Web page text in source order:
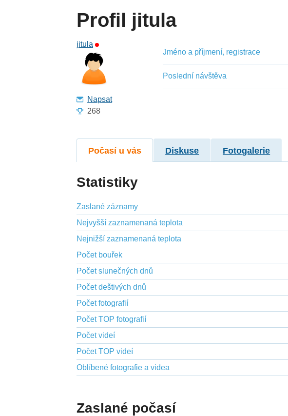
Profil jitula
jitula
Napsat
268
Jméno a příjmení, registrace
Poslední návštěva
Počasí u vás Diskuse Fotogalerie
Statistiky
Zaslané záznamy
Nejvyšší zaznamenaná teplota
Nejnižší zaznamenaná teplota
Počet bouřek
Počet slunečných dnů
Počet deštivých dnů
Počet fotografií
Počet TOP fotografií
Počet videí
Počet TOP videí
Oblíbené fotografie a videa
Zaslané počasí